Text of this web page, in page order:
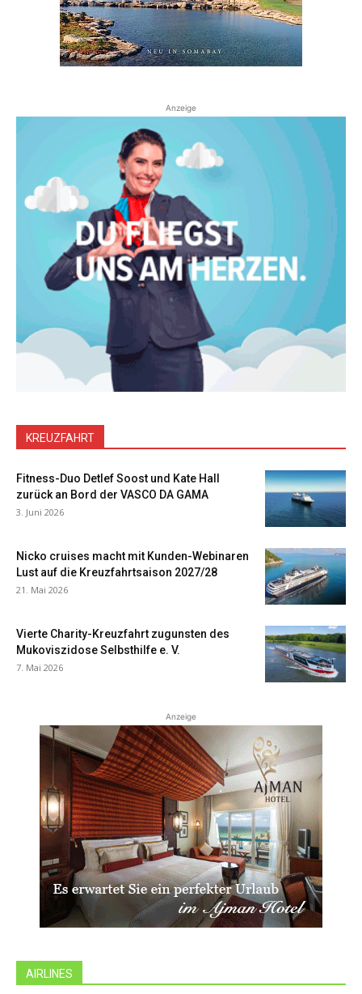
Anzeige
KREUZFAHRT
Fitness-Duo Detlef Soost und Kate Hall
zurück an Bord der VASCO DA GAMA
3. Juni 2026
Nicko cruises macht mit Kunden-Webinaren
Lust auf die Kreuzfahrtsaison 2027/28
21. Mai 2026
Vierte Charity-Kreuzfahrt zugunsten des
Mukoviszidose Selbsthilfe e. V.
7. Mai 2026
Anzeige
AIRLINES